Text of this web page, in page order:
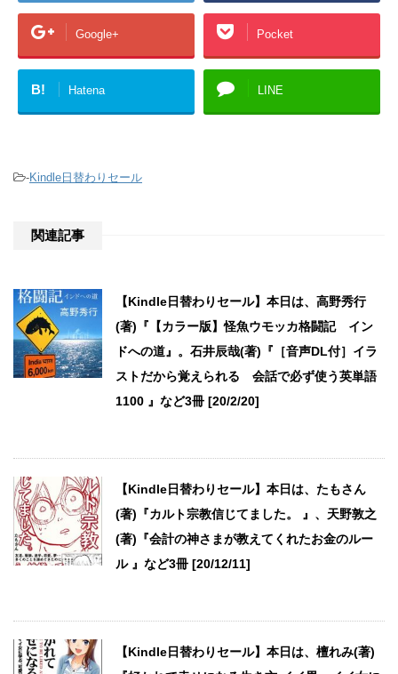
Google+ Pocket
B! Hatena LINE
-Kindle日替わりセール
関連記事
【Kindle日替わりセール】本日は、高野秀行
(著)『【カラー版】怪魚ウモッカ格闘記 イン
ドへの道』。石井辰哉(著)『［音声DL付］イラ
ストだから覚えられる 会話で必ず使う英単語
1100 』など3冊 [20/2/20]
【Kindle日替わりセール】本日は、たもさん
(著)『カルト宗教信じてました。 』、天野敦之
(著)『会計の神さまが教えてくれたお金のルー
ル 』など3冊 [20/12/11]
【Kindle日替わりセール】本日は、檀れみ(著)